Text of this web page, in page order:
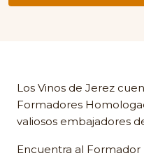
Los Vinos de Jerez
Formadores
valiosos embajadores
Encuentra al